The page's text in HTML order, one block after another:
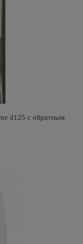
d125 с обратным